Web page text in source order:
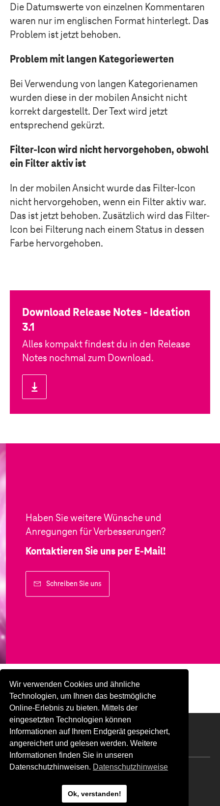
Die Datumswerte von einzelnen Kommentaren
waren nur im englischen Format hinterlegt. Das
Problem ist jetzt behoben.
Problem mit langen Kategoriewerten
Bei Verwendung von langen Kategorienamen
wurden diese in der mobilen Ansicht nicht
korrekt dargestellt. Der Text wird jetzt
entsprechend gekürzt.
Filter-Icon wird nicht hervorgehoben, obwohl
ein Filter aktiv ist
In der mobilen Ansicht wurde das Filter-Icon
nicht hervorgehoben, wenn ein Filter aktiv war.
Das ist jetzt behoben. Zusätzlich wird das Filter-
Icon bei Filterung nach einem Status in dessen
Farbe hervorgehoben.
Download Release Notes - Ideation
3.1
Alles kompakt findest du in den Release
Notes nochmal zum Download.
Haben Sie weitere Wünsche und
Anregungen für Verbesserungen?
Kontaktieren Sie uns perE-Mail!
Schreiben Sie uns
youtubetwitter linkedinxing
Wir verwenden Cookies und ähnliche
Technologien, um Ihnen das bestmögliche
Online-Erlebnis zu bieten. Mittels der
eingesetzten Technologien können
Informationen auf Ihrem Endgerät gespeichert,
angereichert und gelesen werden. Weitere
Informationen finden Sie in unseren
Datenschutzhinweisen. Datenschutzhinweise
Ok, verstanden!